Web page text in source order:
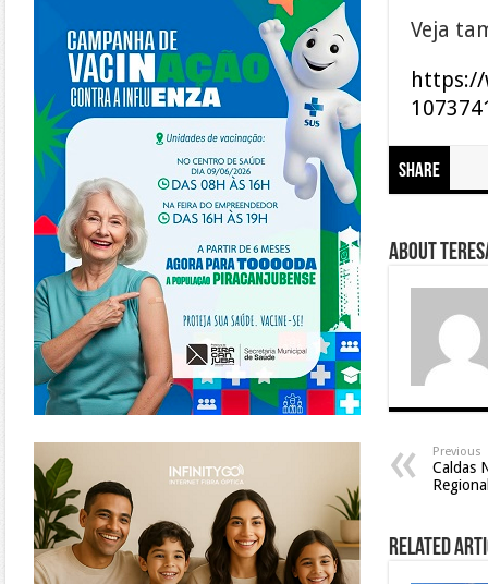
Veja
https://
Share
About
Previous
Caldas
Related
https://www.infinitygo.com.br/